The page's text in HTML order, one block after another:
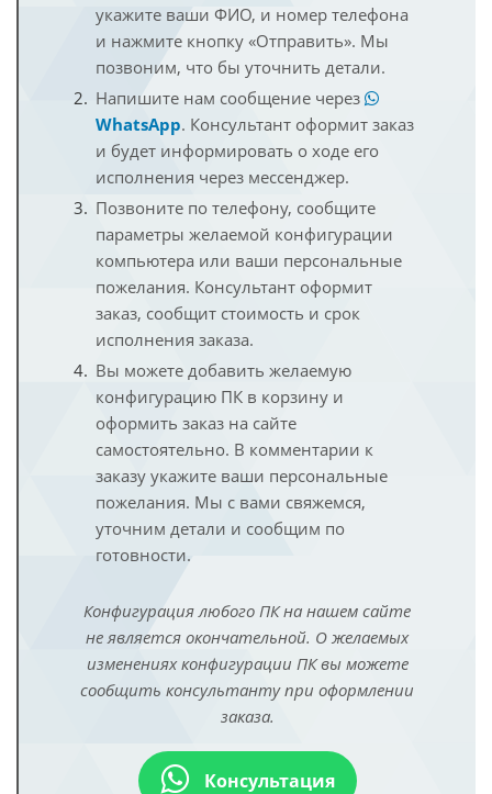
укажите ваши ФИО, и номер телефона
и нажмите кнопку «Отправить». Мы
позвоним, что бы уточнить детали.
Напишите нам сообщение через
WhatsApp. Консультант оформит заказ
и будет информировать о ходе его
исполнения через мессенджер.
Позвоните по телефону, сообщите
параметры желаемой конфигурации
компьютера или ваши персональные
пожелания. Консультант оформит
заказ, сообщит стоимость и срок
исполнения заказа.
Вы можете добавить желаемую
конфигурацию ПК в корзину и
оформить заказ на сайте
самостоятельно. В комментарии к
заказу укажите ваши персональные
пожелания. Мы с вами свяжемся,
уточним детали и сообщим по
готовности.
Конфигурация любого ПК на нашем сайте
не является окончательной. О желаемых
изменениях конфигурации ПК вы можете
сообщить консультанту при оформлении
заказа.
Консультация